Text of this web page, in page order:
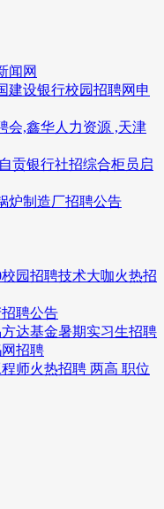
闻网
建设银行校园招聘网申
会,鑫华人力资源 ,天津
贡银行社招综合柜员启
炉制造厂招聘公告
园招聘技术大咖火热招
聘公告
达基金暑期实习生招聘
招聘
师火热招聘 两高 职位